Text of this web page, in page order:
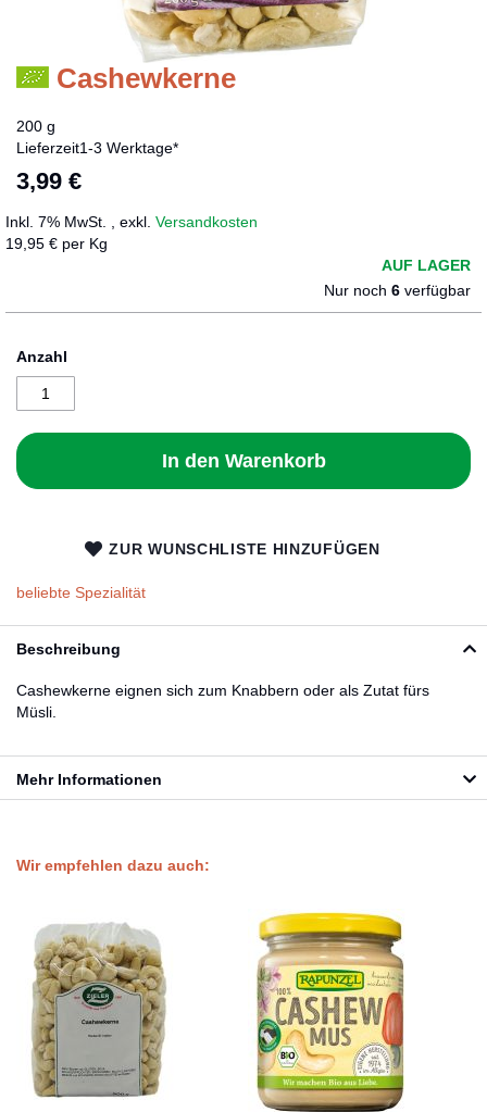
Cashewkerne
200 g
Lieferzeit1-3 Werktage*
3,99 €
Inkl. 7% MwSt. exkl. Versandkosten
19,95 € per Kg
AUF LAGER
Nur noch 6 verfügbar
Anzahl
In den Warenkorb
ZUR WUNSCHLISTE HINZUFÜGEN
beliebte Spezialität
Zum
Bildergalerie
Beschreibung
Cashewkerne eignen sich zum Knabbern oder als Zutat fürs
Müsli.
Mehr Informationen
Wir empfehlen dazu auch: